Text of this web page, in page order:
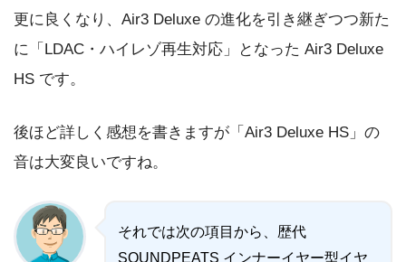
更に良くなり、Air3 Deluxe の進化を引き継ぎつつ新た
に「LDAC・ハイレゾ再生対応」となった Air3 Deluxe
HS です。
後ほど詳しく感想を書きますが「Air3 Deluxe HS」の
音は大変良いですね。
それでは次の項目から、歴代
SOUNDPEATS インナーイヤー型イヤ